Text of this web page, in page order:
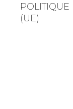
POLITIQUE
(UE)